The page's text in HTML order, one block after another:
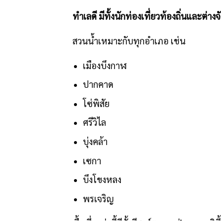
ทำเลดี มีทั้งนักท่องเที่ยวท้องถิ่นและต่าง
สวนน้ำเหมาะกับทุกอำเภอ เช่น
เมืองบึงกาฬ
ปากคาด
โซ่พิสัย
ศรีวิไล
บุ่งคล้า
เซกา
บึงโขงหลง
พรเจริญ